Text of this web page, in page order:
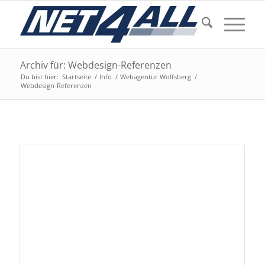
Archiv für: Webdesign-Referenzen
Du bist hier: Startseite / Info / Webagentur Wolfsberg /
Webdesign-Referenzen